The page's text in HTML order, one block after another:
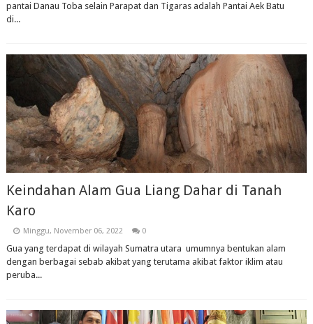
pantai Danau Toba selain Parapat dan Tigaras adalah Pantai Aek Batu
di...
Keindahan Alam Gua Liang Dahar di Tanah
Karo
Minggu, November 06, 2022 0
Gua yang terdapat di wilayah Sumatra utara umumnya bentukan alam
dengan berbagai sebab akibat yang terutama akibat faktor iklim atau
peruba...